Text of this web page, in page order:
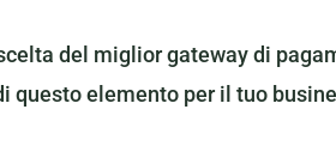
del miglior gateway di
questo elemento per il tuo